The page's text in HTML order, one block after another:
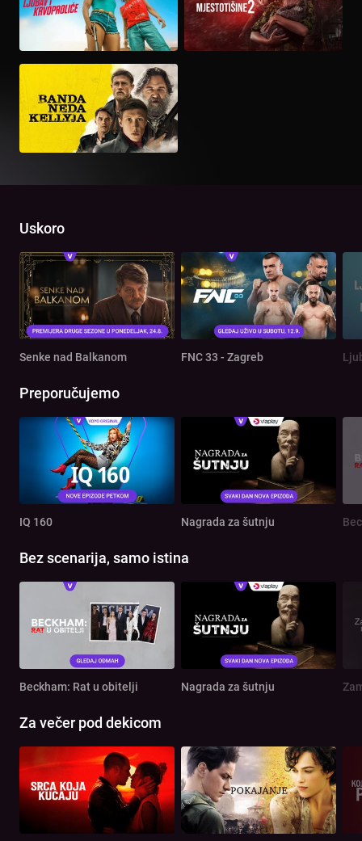
Uskoro
Senke nad Balkanom FNC 33 - Zagreb
Preporučujemo
IQ 160 Nagrada za šutnju
Bez scenarija, samo istina
Beckham: Rat u obitelji Nagrada za šutnju
Za večer pod dekicom